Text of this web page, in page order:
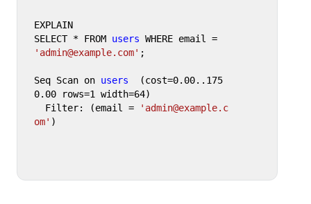
EXPLAIN
SELECT * FROM users
WHERE email =
'admin@example.com' ;
Seq Scan on users
  (cost=0.00..175
0.00 rows=1 width=64)
  Filter: (email =
'admin@example.c
om' )